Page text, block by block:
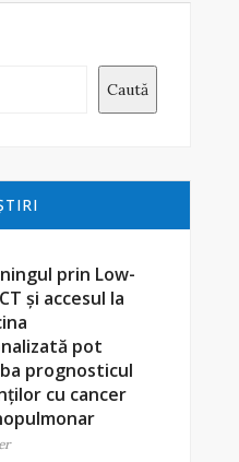
Caută
prin Low-
și accesul la
pot
prognosticul
cu cancer